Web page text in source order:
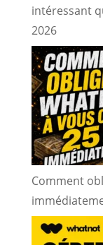
intéressant
2026
Comment